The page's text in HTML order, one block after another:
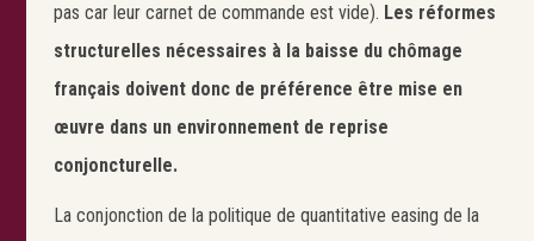
pas car leur carnet de commande est vide). Les réformes
structurelles nécessaires à la baisse du chômage
français doivent donc de préférence être mise en
œuvre dans un environnement de reprise
conjoncturelle.
La conjonction de la politique de quantitative easing de la